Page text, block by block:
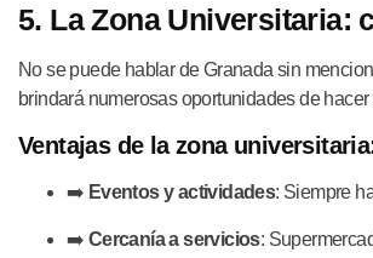
5. La Zona Universitaria:
No se puede hablar de Granada sin
brindará numerosas oportunidades de hacer
Ventajas de la zona
➡️ Eventos y actividades: Siempre
➡️ Cercanía a servicios: